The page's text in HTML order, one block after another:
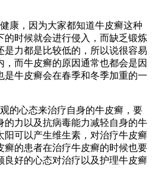
康，因为大家都知道牛皮癣这种
的时候就会进行侵入，而缺乏锻炼
是力都是比较低的，所以说很容易
而牛皮癣的原因通常也都会是因
是牛皮癣会在春季和冬季加重的一
的心态来治疗自身的牛皮癣，要
的力以及抗病毒能力减轻自身的牛
阳可以产生维生素，对治疗牛皮癣
癣的患者在治疗牛皮癣的时候也要
良好的心态对治疗以及护理牛皮癣